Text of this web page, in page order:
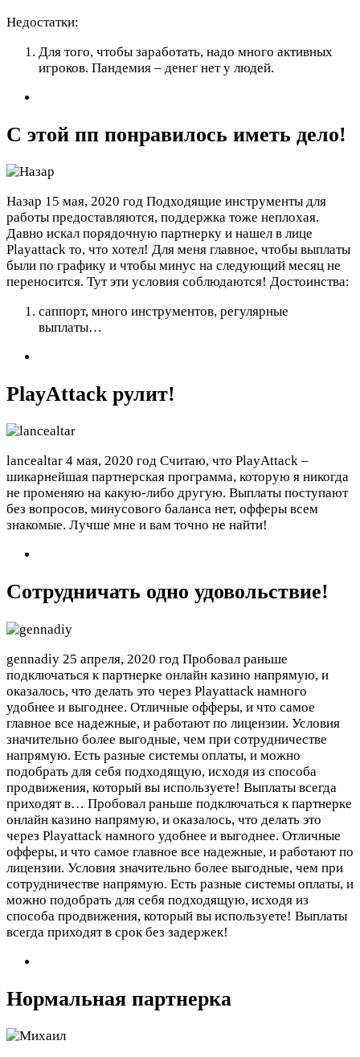
Недостатки:
Для того, чтобы заработать, надо много активных
игроков. Пандемия – денег нет у людей.
С этой пп понравилось иметь дело!
Назар 15 мая, 2020 год Подходящие инструменты для
работы предоставляются, поддержка тоже неплохая.
Давно искал порядочную партнерку и нашел в лице
Playattack то, что хотел! Для меня главное, чтобы выплаты
были по графику и чтобы минус на следующий месяц не
переносится. Тут эти условия соблюдаются! Достоинства:
саппорт, много инструментов, регулярные
выплаты…
PlayАttack рулит!
lancealtar 4 мая, 2020 год Считаю, что PlayАttack –
шикарнейшая партнерская программа, которую я никогда
не променяю на какую-либо другую. Выплаты поступают
без вопросов, минусового баланса нет, офферы всем
знакомые. Лучше мне и вам точно не найти!
Сотрудничать одно удовольствие!
gennadiy 25 апреля, 2020 год Пробовал раньше
подключаться к партнерке онлайн казино напрямую, и
оказалось, что делать это через Playattack намного
удобнее и выгоднее. Отличные офферы, и что самое
главное все надежные, и работают по лицензии. Условия
значительно более выгодные, чем при сотрудничестве
напрямую. Есть разные системы оплаты, и можно
подобрать для себя подходящую, исходя из способа
продвижения, который вы используете! Выплаты всегда
приходят в… Пробовал раньше подключаться к партнерке
онлайн казино напрямую, и оказалось, что делать это
через Playattack намного удобнее и выгоднее. Отличные
офферы, и что самое главное все надежные, и работают по
лицензии. Условия значительно более выгодные, чем при
сотрудничестве напрямую. Есть разные системы оплаты, и
можно подобрать для себя подходящую, исходя из
способа продвижения, который вы используете! Выплаты
всегда приходят в срок без задержек!
Нормальная партнерка